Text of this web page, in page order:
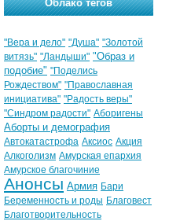
Облако тегов
"Вера и дело" "Душа" "Золотой
витязь" "Ландыши" "Образ и
подобие" "Поделись
Рождеством" "Православная
инициатива" "Радость веры"
"Синдром радости" Аборигены
Аборты и демография
Автокатастрофа Аксиос Акция
Алкоголизм Амурская епархия
Амурское благочиние
Анонсы Армия Бари
Беременность и роды Благовест
Благотворительность